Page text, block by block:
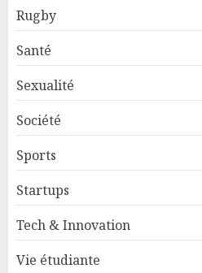
Rugby
Santé
Sexualité
Société
Sports
Startups
Tech & Innovation
Vie étudiante